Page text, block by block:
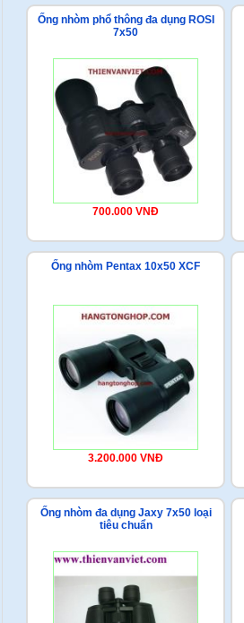
Ống nhòm phổ thông đa dụng ROSI
7x50
700.000 VNĐ
Ống nhòm Pentax 10x50 XCF
3.200.000 VNĐ
Ống nhòm đa dụng Jaxy 7x50 loại
tiêu chuẩn